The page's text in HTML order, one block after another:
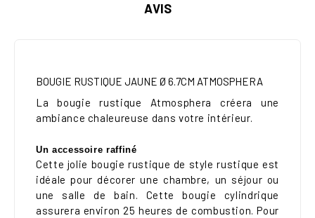
AVIS
BOUGIE RUSTIQUE JAUNE Ø 6.7CM ATMOSPHERA
La bougie rustique Atmosphera créera une
ambiance chaleureuse dans votre intérieur.
Un accessoire raffiné
Cette jolie bougie rustique de style rustique est
idéale pour décorer une chambre, un séjour ou
une salle de bain. Cette bougie cylindrique
assurera environ 25 heures de combustion. Pour